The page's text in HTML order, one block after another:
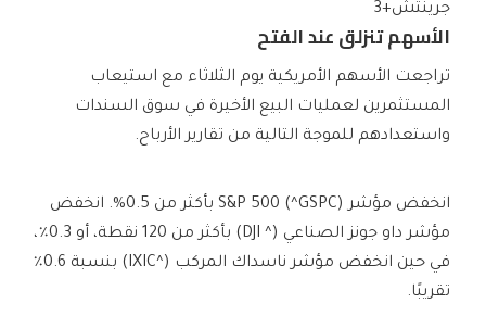
جرينتش+3
الأسهم تنزلق عند الفتح
تراجعت الأسهم الأمريكية يوم الثلاثاء مع استيعاب
المستثمرين لعمليات البيع الأخيرة في سوق السندات
واستعدادهم للموجة التالية من تقارير الأرباح.
انخفض مؤشر S&P 500 (^GSPC) بأكثر من 0.5%. انخفض
مؤشر داو جونز الصناعي (^ DJI) بأكثر من 120 نقطة، أو 0.3٪،
في حين انخفض مؤشر ناسداك المركب (^IXIC) بنسبة 0.6٪
تقريبًا.